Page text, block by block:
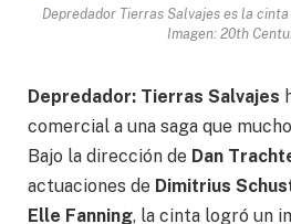
Depredador Tierras Salvajes es la
Imagen: 20th
Depredador: Tierras Salvajes
comercial a una saga que
Bajo la dirección de Dan
actuaciones de Dimitrius
Elle Fanning, la cinta logró un